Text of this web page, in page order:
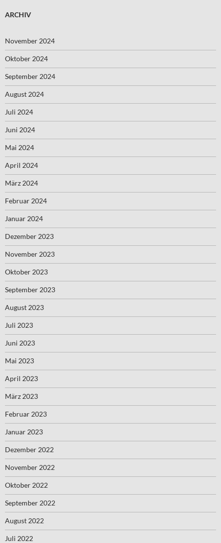
ARCHIV
November 2024
Oktober 2024
September 2024
August 2024
Juli 2024
Juni 2024
Mai 2024
April 2024
März 2024
Februar 2024
Januar 2024
Dezember 2023
November 2023
Oktober 2023
September 2023
August 2023
Juli 2023
Juni 2023
Mai 2023
April 2023
März 2023
Februar 2023
Januar 2023
Dezember 2022
November 2022
Oktober 2022
September 2022
August 2022
Juli 2022